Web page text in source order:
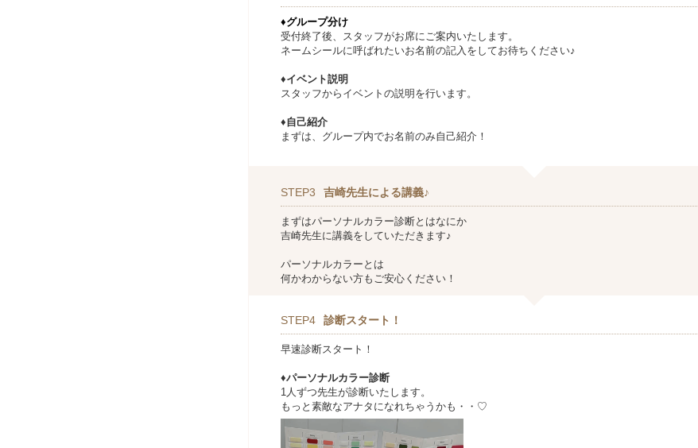
♦グループ分け
受付終了後、スタッフがお席にご案内いたします。
ネームシールに呼ばれたいお名前の記入をしてお待ちください♪
♦イベント説明
スタッフからイベントの説明を行います。
♦自己紹介
まずは、グループ内でお名前のみ自己紹介！
STEP3 吉崎先生による講義♪
まずはパーソナルカラー診断とはなにか
吉崎先生に講義をしていただきます♪
パーソナルカラーとは
何かわからない方もご安心ください！
STEP4 診断スタート！
早速診断スタート！
♦パーソナルカラー診断
1人ずつ先生が診断いたします。
もっと素敵なアナタになれちゃうかも・・♡